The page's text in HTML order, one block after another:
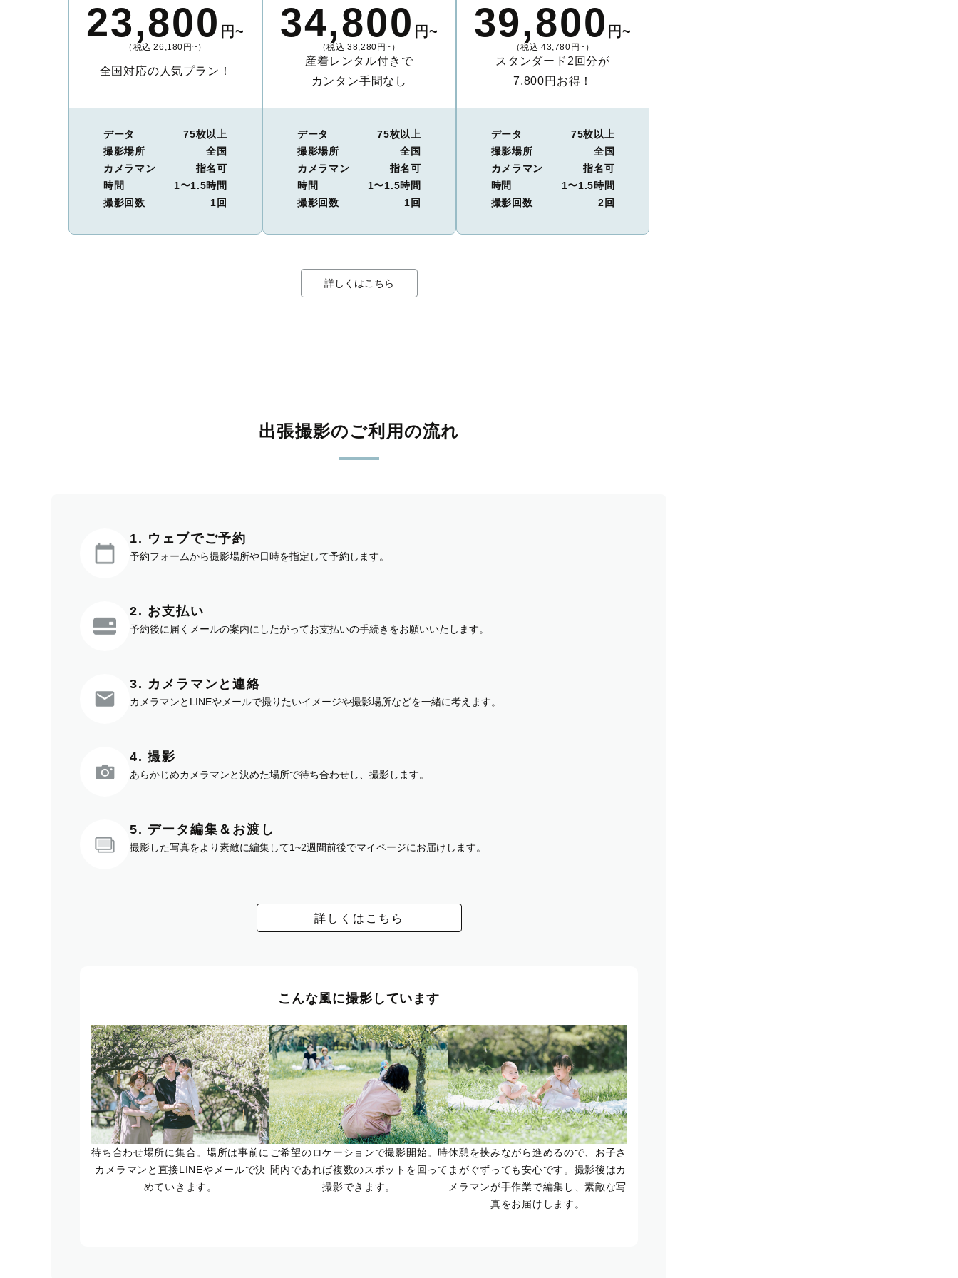
23,800 円~
（税込 26,180円~）
全国対応の人気プラン！
データ
75枚以上
撮影場所
全国
カメラマン
指名可
時間
1〜1.5時間
撮影回数
1回
34,800 円~
（税込 38,280円~）
産着レンタル付きで
カンタン手間なし
データ
75枚以上
撮影場所
全国
カメラマン
指名可
時間
1〜1.5時間
撮影回数
1回
39,800 円~
（税込 43,780円~）
スタンダード2回分が
7,800円お得！
データ
75枚以上
撮影場所
全国
カメラマン
指名可
時間
1〜1.5時間
撮影回数
2回
詳しくはこちら
出張撮影のご利用の流れ
1. ウェブでご予約
予約フォームから撮影場所や日時を指定して予約します。
2. お支払い
予約後に届くメールの案内にしたがってお支払いの手続きをお願いいたします。
3. カメラマンと連絡
カメラマンとLINEやメールで撮りたいイメージや撮影場所などを一緒に考えます。
4. 撮影
あらかじめカメラマンと決めた場所で待ち合わせし、撮影します。
5. データ編集＆お渡し
撮影した写真をより素敵に編集して1~2週間前後でマイページにお届けします。
詳しくはこちら
こんな風に撮影しています
待ち合わせ場所に集合。場所は事前に
カメラマンと直接LINEやメールで決
めていきます。
ご希望のロケーションで撮影開始。時
間内であれば複数のスポットを回って
撮影できます。
休憩を挟みながら進めるので、お子さ
まがぐずっても安心です。撮影後はカ
メラマンが手作業で編集し、素敵な写
真をお届けします。